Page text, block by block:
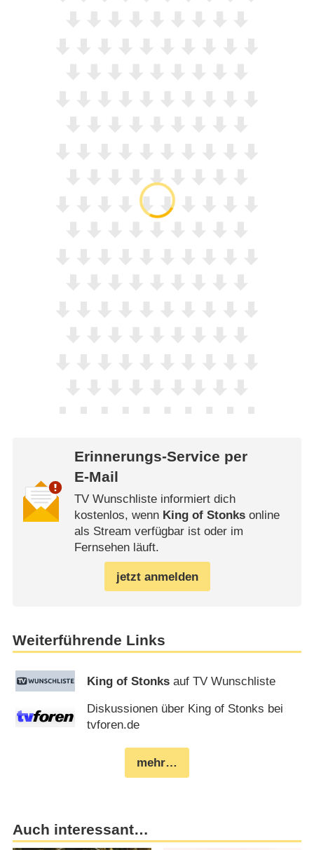
Erinnerungs-Service per
E-Mail
TV Wunschliste informiert dich
kostenlos, wenn King of Stonksonline
als Stream verfügbar ist oder im
Fernsehen läuft.
jetzt anmelden
Weiterführende Links
King of Stonks auf TV Wunschliste
Diskussionen über King of Stonks bei
tvforen.de
mehr…
Auch interessant…